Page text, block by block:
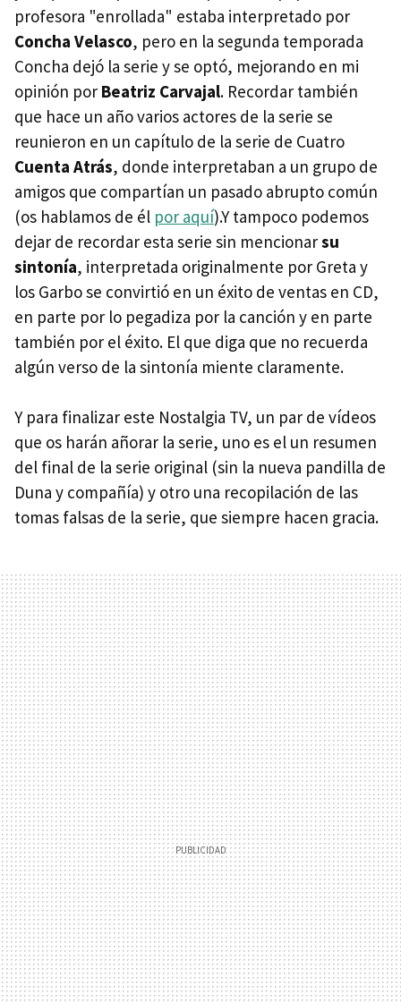
profesora "enrollada" estaba interpretado por
Concha Velasco, pero en la segunda temporada
Concha dejó la serie y se optó, mejorando en mi
opinión por Beatriz Carvajal. Recordar también
que hace un año varios actores de la serie se
reunieron en un capítulo de la serie de Cuatro
Cuenta Atrás, donde interpretaban a un grupo de
amigos que compartían un pasado abrupto común
(os hablamos de él por aquí).Y tampoco podemos
dejar de recordar esta serie sin mencionarsu
sintonía, interpretada originalmente por Greta y
los Garbo se convirtió en un éxito de ventas en CD,
en parte por lo pegadiza por la canción y en parte
también por el éxito. El que diga que no recuerda
algún verso de la sintonía miente claramente.
Y para finalizar este Nostalgia TV, un par de vídeos
que os harán añorar la serie, uno es el un resumen
del final de la serie original (sin la nueva pandilla de
Duna y compañía) y otro una recopilación de las
tomas falsas de la serie, que siempre hacen gracia.